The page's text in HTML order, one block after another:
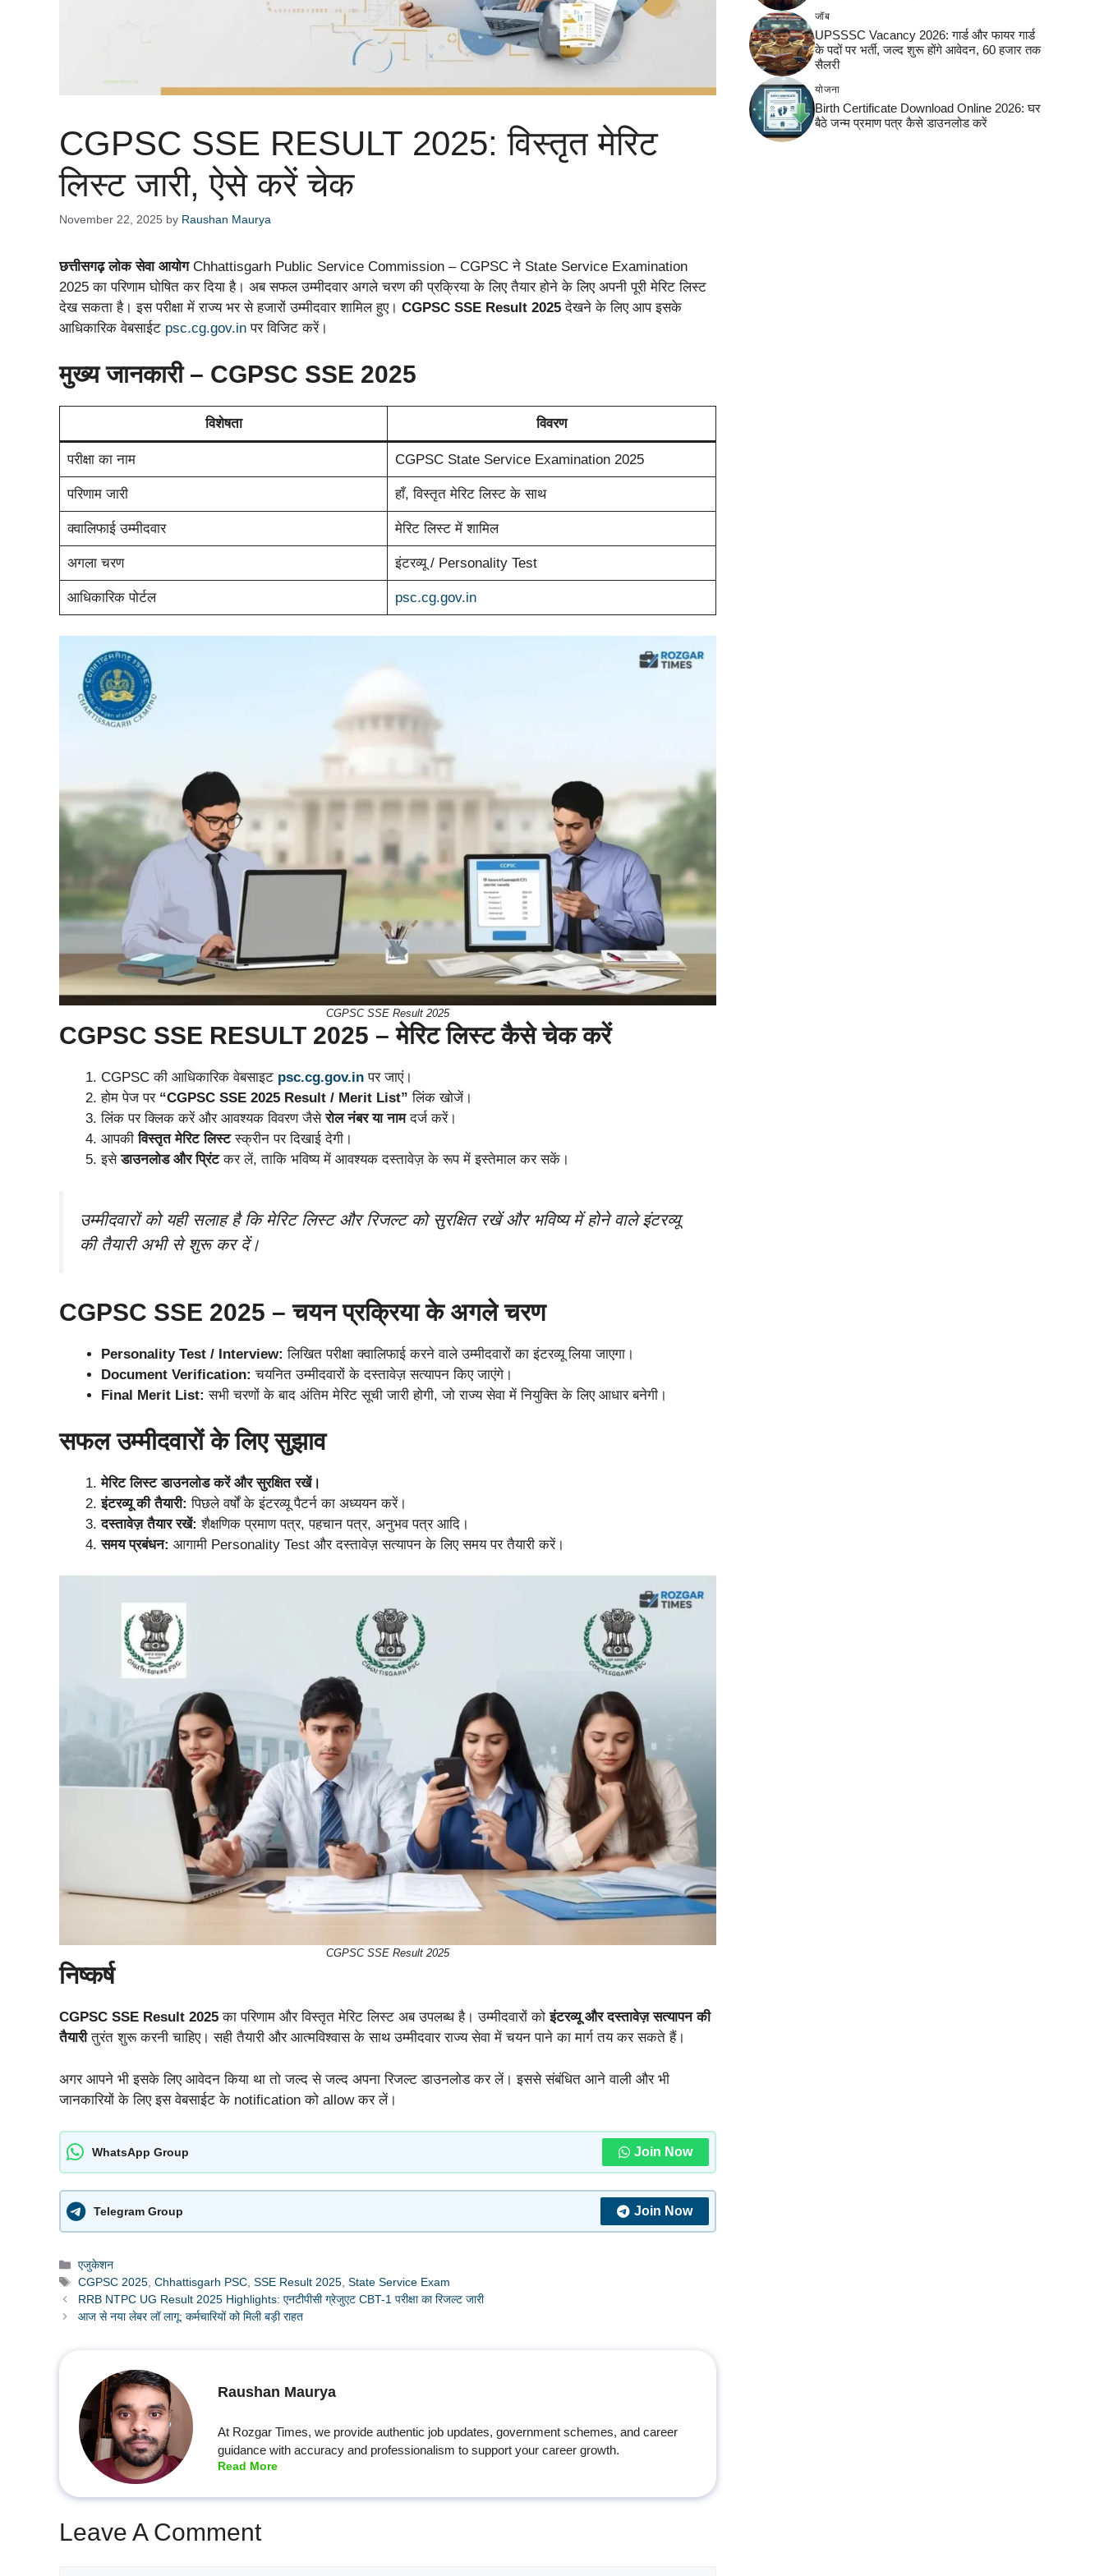
CGPSC SSE RESULT 2025: विस्तृत मेरिट
लिस्ट जारी, ऐसे करें चेक
November 22, 2025 by Raushan Maurya
छत्तीसगढ़ लोक सेवा आयोगChhattisgarh Public Service Commission – CGPSC ने State Service Examination
2025 का परिणाम घोषित कर दिया है। अब सफल उम्मीदवार अगले चरण की प्रक्रिया के लिए तैयार होने के लिए अपनी पूरी मेरिट लिस्ट
देख सकता है। इस परीक्षा में राज्य भर से हजारों उम्मीदवार शामिल हुए। CGPSC SSE Result 2025 देखने के लिए आप इसके
आधिकारिक वेबसाईट psc.cg.gov.in पर विजिट करें।
मुख्य जानकारी – CGPSC SSE 2025
विशेषता विवरण
परीक्षा का नाम CGPSC State Service Examination 2025
परिणाम जारी हाँ, विस्तृत मेरिट लिस्ट के साथ
क्वालिफाई उम्मीदवार मेरिट लिस्ट में शामिल
अगला चरण इंटरव्यू / Personality Test
आधिकारिक पोर्टल psc.cg.gov.in
CGPSC SSE Result 2025
CGPSC SSE RESULT 2025 – मेरिट लिस्ट कैसे चेक करें
CGPSC की आधिकारिक वेबसाइट psc.cg.gov.in पर जाएं।
होम पेज पर “CGPSC SSE 2025 Result / Merit List” लिंक खोजें।
लिंक पर क्लिक करें और आवश्यक विवरण जैसेरोल नंबर या नामदर्ज करें।
आपकीविस्तृत मेरिट लिस्टस्क्रीन पर दिखाई देगी।
इसेडाउनलोड और प्रिंटकर लें, ताकि भविष्य में आवश्यक दस्तावेज़ के रूप में इस्तेमाल कर सकें।
उम्मीदवारों को यही सलाह है कि मेरिट लिस्ट और रिजल्ट को सुरक्षित रखें और भविष्य में होने वाले इंटरव्यू
की तैयारी अभी से शुरू कर दें।
CGPSC SSE 2025 – चयन प्रक्रिया के अगले चरण
Personality Test / Interview: लिखित परीक्षा क्वालिफाई करने वाले उम्मीदवारों का इंटरव्यू लिया जाएगा।
Document Verification: चयनित उम्मीदवारों के दस्तावेज़ सत्यापन किए जाएंगे।
Final Merit List: सभी चरणों के बाद अंतिम मेरिट सूची जारी होगी, जो राज्य सेवा में नियुक्ति के लिए आधार बनेगी।
सफल उम्मीदवारों के लिए सुझाव
मेरिट लिस्ट डाउनलोड करें और सुरक्षित रखें।
इंटरव्यू की तैयारी: पिछले वर्षों के इंटरव्यू पैटर्न का अध्ययन करें।
दस्तावेज़ तैयार रखें: शैक्षणिक प्रमाण पत्र, पहचान पत्र, अनुभव पत्र आदि।
समय प्रबंधन: आगामी Personality Test और दस्तावेज़ सत्यापन के लिए समय पर तैयारी करें।
CGPSC SSE Result 2025
निष्कर्ष
CGPSC SSE Result 2025 का परिणाम और विस्तृत मेरिट लिस्ट अब उपलब्ध है। उम्मीदवारों कोइंटरव्यू और दस्तावेज़ सत्यापन की
तैयारीतुरंत शुरू करनी चाहिए। सही तैयारी और आत्मविश्वास के साथ उम्मीदवार राज्य सेवा में चयन पाने का मार्ग तय कर सकते हैं।
अगर आपने भी इसके लिए आवेदन किया था तो जल्द से जल्द अपना रिजल्ट डाउनलोड कर लें। इससे संबंधित आने वाली और भी
जानकारियों के लिए इस वेबसाईट के notification को allow कर लें।
WhatsApp Group Join Now
Telegram Group Join Now
Categories
एजुकेशन
Tags
CGPSC 2025,Chhattisgarh PSC,SSE Result 2025,State Service Exam
RRB NTPC UG Result 2025 Highlights: एनटीपीसी ग्रेजुएट CBT-1 परीक्षा का रिजल्ट जारी
आज से नया लेबर लॉ लागू: कर्मचारियों को मिली बड़ी राहत
Raushan Maurya
At Rozgar Times, we provide authentic job updates, government schemes, and career
guidance with accuracy and professionalism to support your career growth.
Read More
Leave A Comment
जॉब
UPSSSC Vacancy 2026: गार्ड और फायर गार्ड
के पदों पर भर्ती, जल्द शुरू होंगे आवेदन, 60 हजार तक
सैलरी
योजना
Birth Certificate Download Online 2026: घर
बैठे जन्म प्रमाण पत्र कैसे डाउनलोड करें